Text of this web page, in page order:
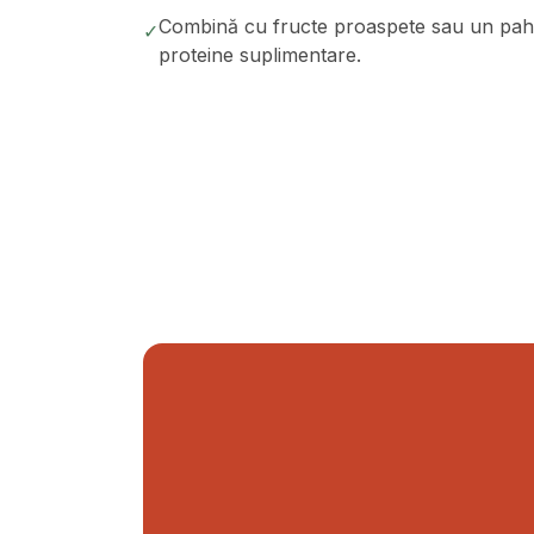
✓Combină cu fructe proaspete sau un
proteine suplimentare.